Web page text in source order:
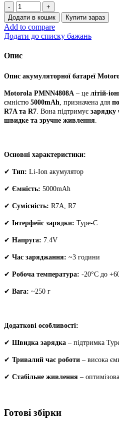
Акумуляторна
батарея
PMNN4808А
5000mAhwith
TYPE-
до
Motorola
7A
/
R
7.
Додати в кошик Купити зараз
Add to compare
Додати до списку бажань
Опис
Опис акумуляторної батареї
Motorola PMNN4808A – це літій-
ємністю 5000mAh , призначена для
R7A та R7 . Вона підтримує зарядку
швидке та зручне живлення
Основні характеристики:
✔ Тип: Li-Ion акумулятор
✔ Ємність: 5000mAh
✔ Сумісність: R7A, R7
✔ Інтерфейс зарядки: Type-C
✔ Напруга: 7.4V
✔ Час заряджання: ~3 години
✔ Робоча температура: -20°C до
✔ Вага: ~250 г
Додаткові особливості:
✔ Швидка зарядка – підтримка
✔ Тривалий час роботи – висока
✔ Стабільне живлення –
Готові збірки